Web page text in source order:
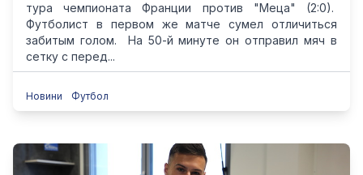
тура чемпионата Франции против "Меца" (2:0).
Футболист в первом же матче сумел отличиться
забитым голом. На 50-й минуте он отправил мяч в
сетку с перед...
Новини Футбол